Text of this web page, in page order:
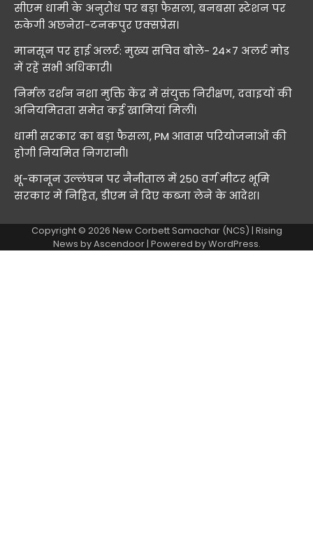
सीएम धामी के अनुरोध पर बड़ा फैसला, बनबसा स्टेशन पर
रुकेगी अछनेरा-टनकपुर एक्सप्रेस।
मानसून पर हाई अलर्ट: मुख्य सचिव बोले- 24×7 अलर्ट मोड
में रहें सभी अधिकारी।
निर्मल दर्शन नशा मुक्ति केंद्र में संयुक्त निरीक्षण, दवाइयों की
अनियमितता समेत कई खामियां मिलीं।
धामी सरकार का बड़ा फैसला, PM आवास परियोजनाओं की
होगी नियमित निगरानी।
भू-कानून उल्लंघन पर नैनीताल में 250 वर्ग मीटर भूमि
सरकार में निहित, डीएम ने दिए कब्जा लेने के आदेश।
Copyright © 2026 New Corbett Samachar (NCS) | Rising
News byAscendoor| Powered byWordPress.